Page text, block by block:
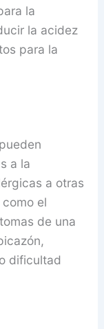
la
la acidez
para la
a la
a otras
el
de una
dificultad